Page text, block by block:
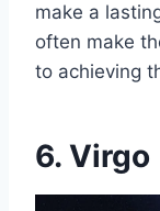
make a
often make
to achieving
6. Virgo